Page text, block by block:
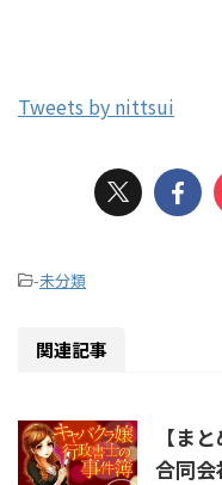
Tweets by nittsui
-未分類
関連記事
【ま
合同会